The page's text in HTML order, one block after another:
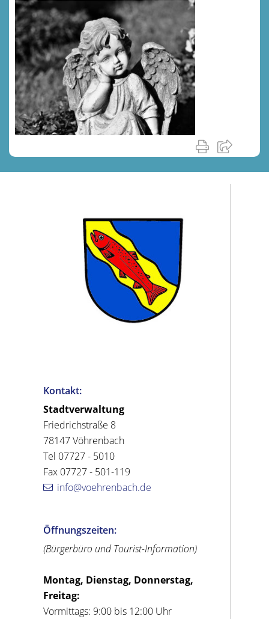
Kontakt:
Stadtverwaltung
Friedrichstraße 8
78147 Vöhrenbach
Tel 07727 - 5010
Fax 07727 - 501-119
info@voehrenbach.de
Öffnungszeiten:
(Bürgerbüro und Tourist-Information)
Montag, Dienstag, Donnerstag,
Freitag:
Vormittags: 9:00 bis 12:00 Uhr